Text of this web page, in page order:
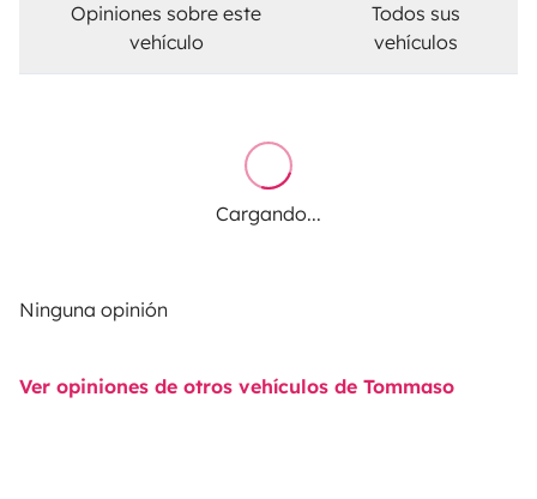
Opiniones sobre este
vehículo
Todos sus
vehículos
Cargando...
Ninguna opinión
Ver opiniones de otros vehículos de Tommaso